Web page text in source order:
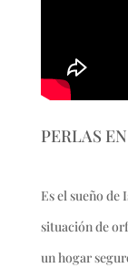
PERLAS
Es el sueño de
situación de
un hogar